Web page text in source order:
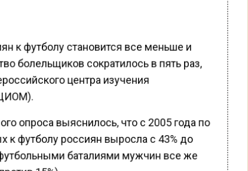
к футболу становится все меньше и
болельщиков сократилось в пять раз,
центра изучения
опроса выяснилось, что с 2005 года по
к футболу россиян выросла с 43% до
баталиями мужчин все же